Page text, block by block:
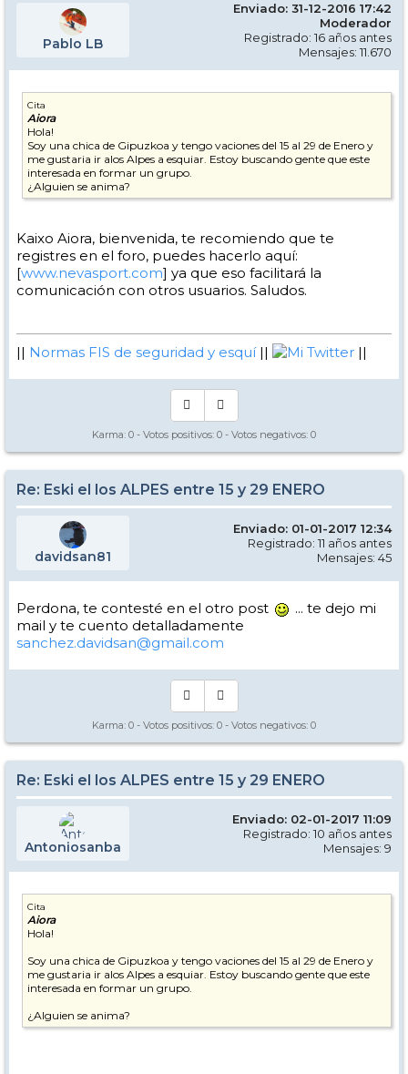
Pablo LB
Enviado: 31-12-2016 17:42
Moderador
Registrado: 16 años antes
Mensajes: 11.670
Cita
Aiora
Hola!
Soy una chica de Gipuzkoa y tengo vaciones del 15 al 29 de Enero y
me gustaria ir alos Alpes a esquiar. Estoy buscando gente que este
interesada en formar un grupo.
¿Alguien se anima?
Kaixo Aiora, bienvenida, te recomiendo que te
registres en el foro, puedes hacerlo aquí:
[www.nevasport.com] ya que eso facilitará la
comunicación con otros usuarios. Saludos.
|| Normas FIS de seguridad y esquí|| Mi Twitter ||
Karma: 0 - Votos positivos: 0 - Votos negativos: 0
Re: Eski el los ALPES entre 15 y 29 ENERO
davidsan81
Enviado: 01-01-2017 12:34
Registrado: 11 años antes
Mensajes: 45
Perdona, te contesté en el otro post
... te dejo mi
mail y te cuento detalladamente
sanchez.davidsan@gmail.com
Karma: 0 - Votos positivos: 0 - Votos negativos: 0
Re: Eski el los ALPES entre 15 y 29 ENERO
Antoniosanba
Enviado: 02-01-2017 11:09
Registrado: 10 años antes
Mensajes: 9
Cita
Aiora
Hola!
Soy una chica de Gipuzkoa y tengo vaciones del 15 al 29 de Enero y
me gustaria ir alos Alpes a esquiar. Estoy buscando gente que este
interesada en formar un grupo.
¿Alguien se anima?